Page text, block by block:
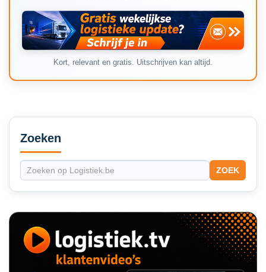
Kort, relevant en gratis. Uitschrijven kan altijd.
Secondary
Sidebar
Zoeken
ZOEK